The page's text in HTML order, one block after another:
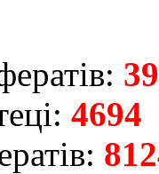
4694